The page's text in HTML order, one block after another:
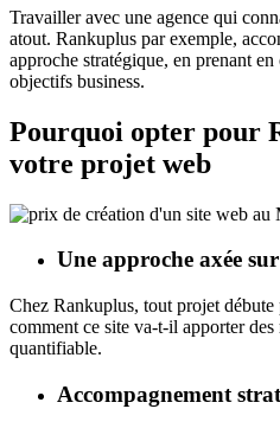
Travailler avec une agence qui
atout. Rankuplus par exemple,
approche stratégique, en prenant
objectifs business.
Pourquoi opter pour
votre projet web
Une approche axée
Chez Rankuplus, tout projet débute
comment ce site va-t-il apporter des
quantifiable.
Accompagnement